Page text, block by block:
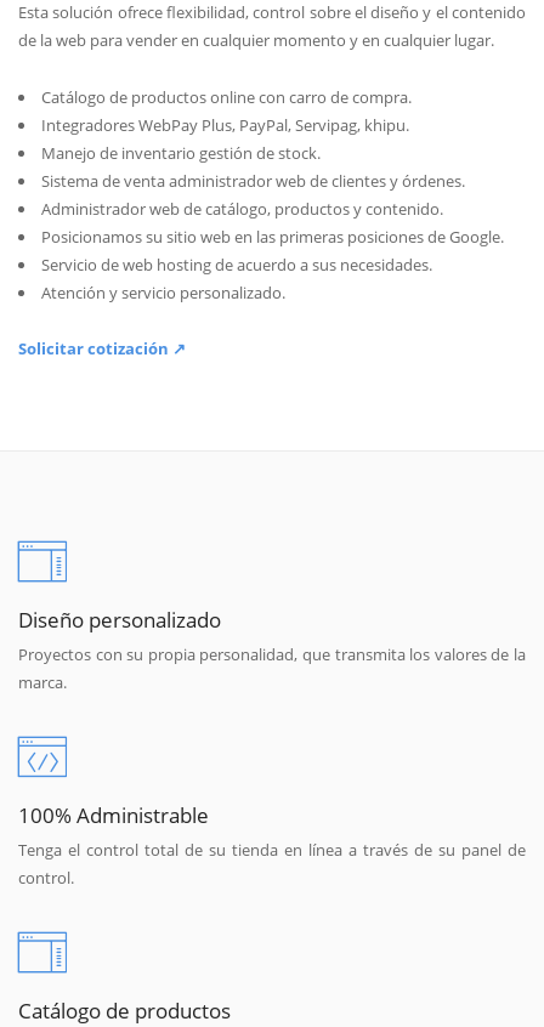
Esta solución ofrece flexibilidad, control sobre el diseño y el contenido
de la web para vender en cualquier momento y en cualquier lugar.
Catálogo de productos online con carro de compra.
Integradores WebPay Plus, PayPal, Servipag, khipu.
Manejo de inventario gestión de stock.
Sistema de venta administrador web de clientes y órdenes.
Administrador web de catálogo, productos y contenido.
Posicionamos su sitio web en las primeras posiciones de Google.
Servicio de web hosting de acuerdo a sus necesidades.
Atención y servicio personalizado.
Solicitar cotización ↗
Diseño personalizado
Proyectos con su propia personalidad, que transmita los valores de la
marca.
100% Administrable
Tenga el control total de su tienda en línea a través de su panel de
control.
Catálogo de productos